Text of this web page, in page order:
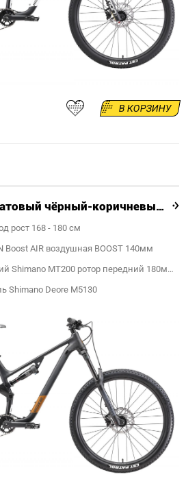
В КОРЗИНУ
HOKE FS 300- 27,5 матовый чёрный-коричневый 18"
рост 168 - 180 см
Boost AIR воздушная BOOST 140мм
Тормоз гидравлический Shimano MT200 ротор передний 180мм, задний 180 мм
Shimano Deore M5130